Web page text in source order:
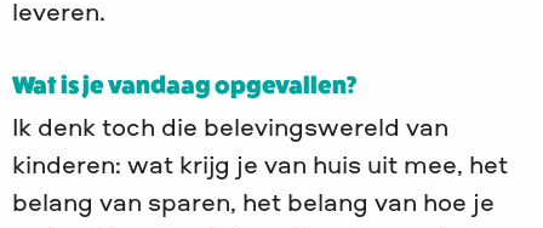
leveren.
Wat is je vandaag opgevallen?
Ik denk toch die belevingswereld van
kinderen: wat krijg je van huis uit mee, het
belang van sparen, het belang van hoe je